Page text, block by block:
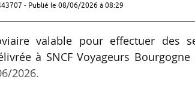
- Publié le 08/06/2026 à 08:29
valable pour effectuer des
à SNCF Voyageurs
2026.